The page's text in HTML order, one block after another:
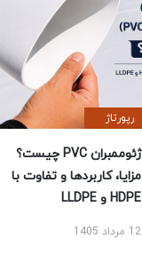
رپورتاژ
ژئوممبران PVC چیست؟
مزایا، کاربردها و تفاوت با
HDPE و LLDPE
12 مرداد 1405